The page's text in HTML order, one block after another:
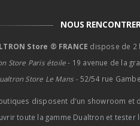
NOUS
Store ® FRANCE dispose de 2
Store Paris étoile- 19 avenue de la
Store Le Mans - 52/54 rue
disposent d'un showroom et
toute la gamme Dualtron et tester